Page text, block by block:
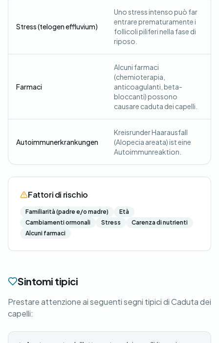
Stress (telogen effluvium)
Uno stress intenso può far
entrare prematuramente i
follicoli piliferi nella fase di
riposo.
Farmaci
Alcuni farmaci
(chemioterapia,
anticoagulanti, beta-
bloccanti) possono
causare caduta dei capelli.
Autoimmunerkrankungen
Kreisrunder Haarausfall
(Alopecia areata) ist eine
Autoimmunreaktion.
Fattori di rischio
Familiarità (padre e/o madre)
Età
Cambiamenti ormonali
Stress
Carenza di nutrienti
Alcuni farmaci
Sintomi tipici
Prestare attenzione ai seguenti segni tipici di Caduta dei
capelli: